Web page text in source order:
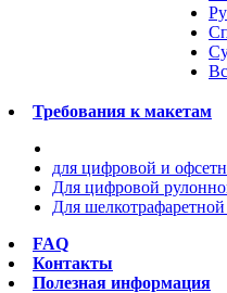
Требования к макетам
для цифровой и
Для цифровой
Для шелкотрафаретной
FAQ
Контакты
Полезная информация